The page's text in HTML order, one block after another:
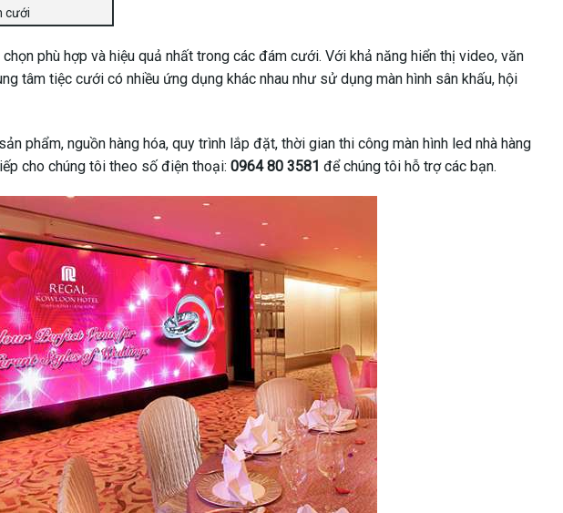
cưới
phù hợp và hiệu quả nhất trong các đám cưới. Với khả năng hiển thị video, văn
tâm tiệc cưới có nhiều ứng dụng khác nhau như sử dụng màn hình sân khấu, hội
phẩm, nguồn hàng hóa, quy trình lắp đặt, thời gian thi công màn hình led nhà hàng
cho chúng tôi theo số điện thoại: 0964 80 3581 để chúng tôi hỗ trợ các bạn.